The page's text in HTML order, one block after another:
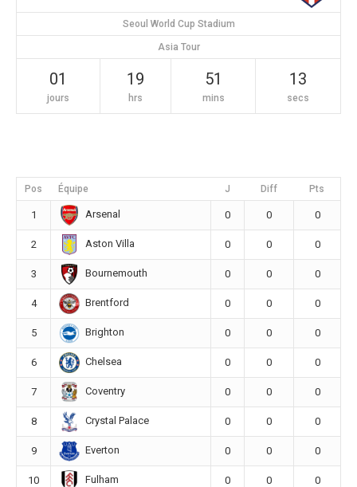
Seoul World Cup Stadium
Asia Tour
01
jours
19
hrs
51
mins
12
secs
Pos Équipe J Diff Pts
1 Arsenal 0 0 0
2 Aston Villa 0 0 0
3 Bournemouth 0 0 0
4 Brentford 0 0 0
5 Brighton 0 0 0
6 Chelsea 0 0 0
7 Coventry 0 0 0
8 Crystal Palace 0 0 0
9 Everton 0 0 0
10 Fulham 0 0 0